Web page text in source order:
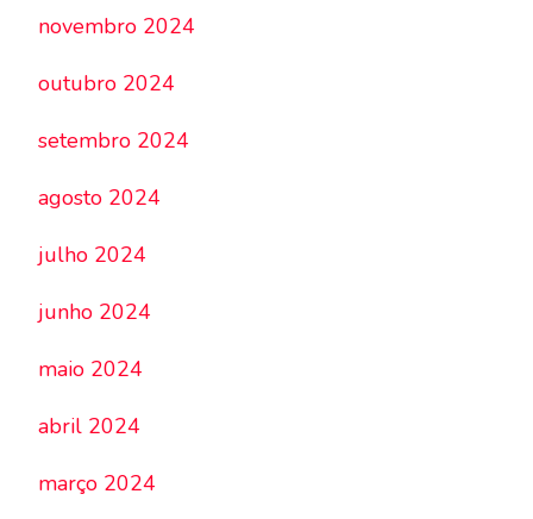
novembro 2024
outubro 2024
setembro 2024
agosto 2024
julho 2024
junho 2024
maio 2024
abril 2024
março 2024